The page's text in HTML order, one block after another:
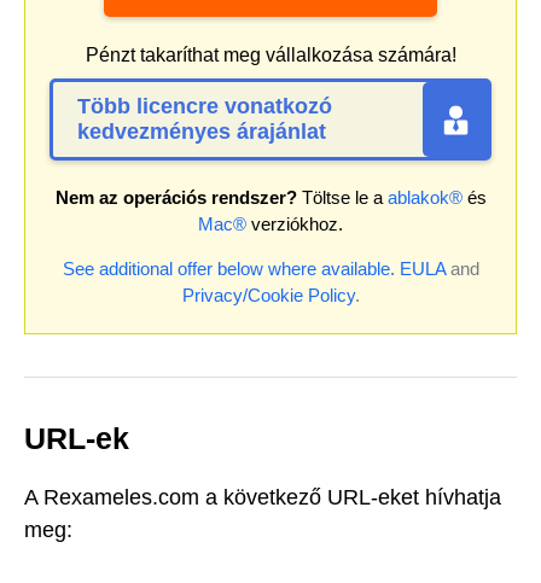
Pénzt takaríthat meg vállalkozása számára!
Több licencre vonatkozó
kedvezményes árajánlat
Nem az operációs rendszer?Töltse le a ablakok®és
Mac® verziókhoz.
See additional offer below where available. EULAand
Privacy/Cookie Policy.
URL-ek
A Rexameles.com a következő URL-eket hívhatja
meg: